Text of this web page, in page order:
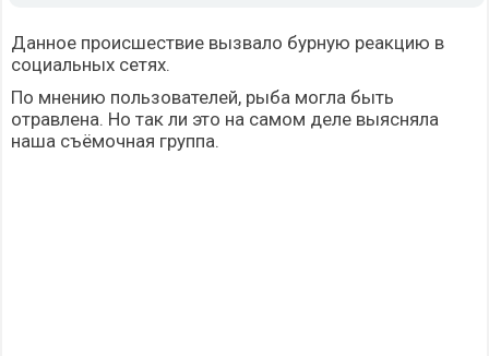
Данное происшествие вызвало бурную реакцию в
социальных сетях.
По мнению пользователей, рыба могла быть
отравлена. Но так ли это на самом деле выясняла
наша съёмочная группа.